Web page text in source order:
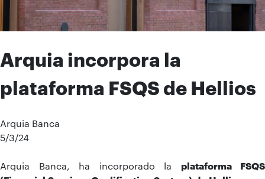
Arquia incorpora la
plataforma FSQS de Hellios
Arquia Banca
5/3/24
Arquia Banca, ha incorporado la plataforma FSQS